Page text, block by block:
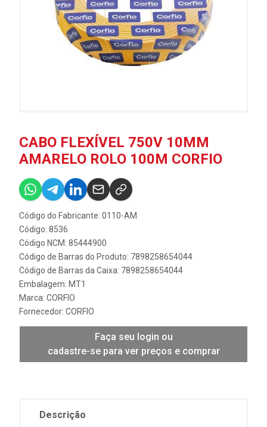
CABO FLEXÍVEL 750V 10MM
AMARELO ROLO 100M CORFIO
Código do Fabricante: 0110-AM
Código: 8536
Código NCM: 85444900
Código de Barras do Produto: 7898258654044
Código de Barras da Caixa: 7898258654044
Embalagem: MT1
Marca: CORFIO
Fornecedor: CORFIO
Faça seu login ou
cadastre-se para ver preços e comprar
Descrição